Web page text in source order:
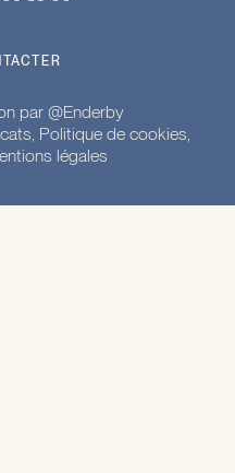
par @Enderby
Politique de cookies,
légales